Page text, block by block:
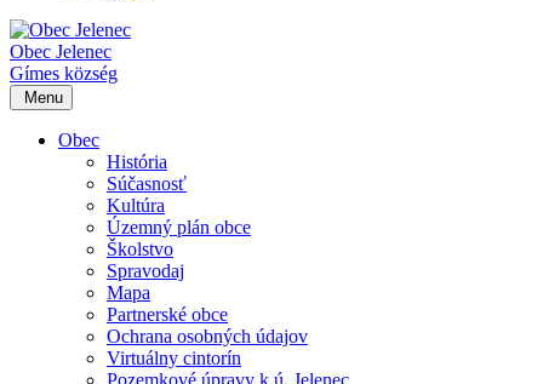
Obec Jelenec
Gímes község
Menu
Obec
História
Súčasnosť
Kultúra
Územný plán obce
Školstvo
Spravodaj
Mapa
Partnerské obce
Ochrana osobných údajov
Virtuálny cintorín
Pozemkové úpravy k.ú. Jelenec